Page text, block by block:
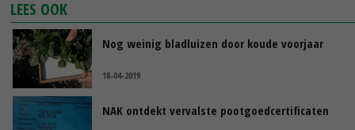
LEES OOK
Nog weinig bladluizen door koude voorjaar
18-04-2019
NAK ontdekt vervalste pootgoedcertificaten